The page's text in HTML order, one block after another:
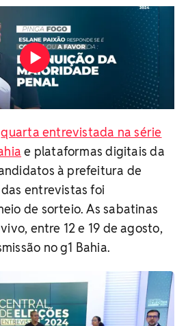
quarta entrevistada na série
e plataformas digitais da
à prefeitura de
entrevistas foi
de sorteio. As sabatinas
entre 12 e 19 de agosto,
no g1 Bahia.